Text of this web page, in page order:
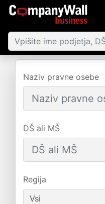
Naziv pravne osebe
DŠ ali MŠ
Regija